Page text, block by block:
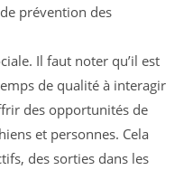
prévention des
Il faut noter qu’il est
de qualité à interagir
des opportunités de
et personnes. Cela
des sorties dans les